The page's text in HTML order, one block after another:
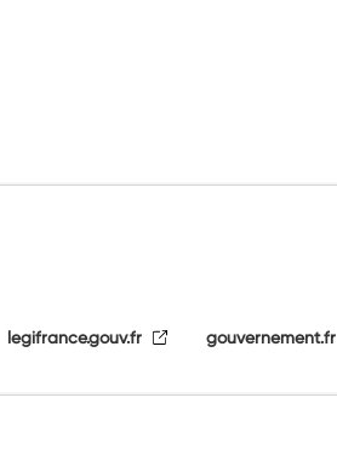
legifrance.gouv.fr gouvernement.fr